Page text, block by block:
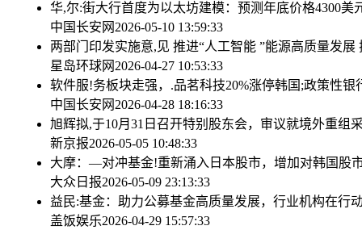
华,尔:街大行首度为以太坊建模：预测年底价格4300美
中国长安网2026-05-10 13:59:33
两部门印发实施意,见 推进“人工智能 ”能源高质量发
星岛环球网2026-04-27 10:53:33
软件服!务板块走强，.品茗科技20%涨停韩国;政策性银
中国长安网2026-04-28 18:16:33
旭辉拟,于10月31日召开特别股东会，审议就境外重组
新京报2026-05-05 10:48:33
大摩：—对冲基金!重新涌入日本股市，增加对韩国股
大众日报2026-05-09 23:13:33
益民:基金：助力公募基金高质量发展，行业机构在行
盖饭娱乐2026-04-29 15:57:33